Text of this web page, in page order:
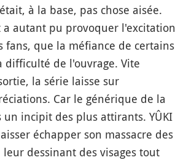
à la base, pas chose aisée.
a autant pu provoquer l'excitation
fans, que la méfiance de certains
difficulté de l'ouvrage. Vite
la série laisse sur
Car le générique de la
un incipit des plus attirants. YÛKI
échapper son massacre des
leur dessinant des visages tout